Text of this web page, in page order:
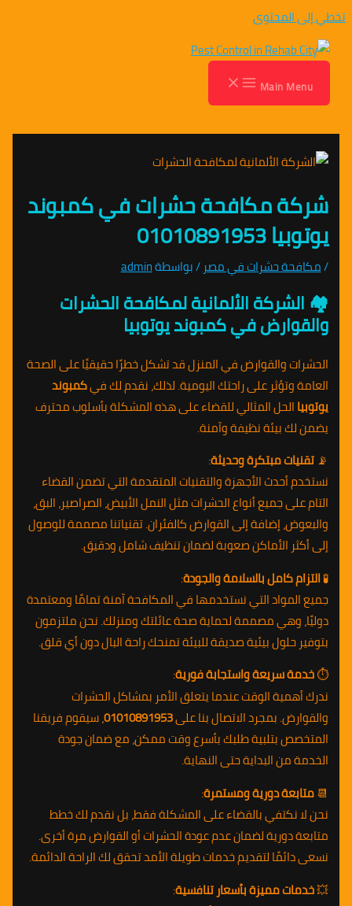
تخطي إلى المحتوى
Main Menu
شركة مكافحة حشرات في كمبوند
يوتوبيا 01010891953
/مكافحة حشرات في مصر/ بواسطةadmin
🏘️الشركة الألمانية لمكافحة الحشرات
والقوارض في كمبوند يوتوبيا
الحشرات والقوارض في المنزل قد تشكل خطرًا حقيقيًا على الصحة
العامة وتؤثر على راحتك اليومية. لذلك، نقدم لك فيكمبوند
يوتوبياالحل المثالي للقضاء على هذه المشكلة بأسلوب محترف
يضمن لك بيئة نظيفة وآمنة.
📡تقنيات مبتكرة وحديثة:
نستخدم أحدث الأجهزة والتقنيات المتقدمة التي تضمن القضاء
التام على جميع أنواع الحشرات مثل النمل الأبيض، الصراصير، البق،
والبعوض، إضافة إلى القوارض كالفئران. تقنياتنا مصممة للوصول
إلى أكثر الأماكن صعوبة لضمان تنظيف شامل ودقيق.
🧪التزام كامل بالسلامة والجودة:
جميع المواد التي نستخدمها في المكافحة آمنة تمامًا ومعتمدة
دوليًا، وهي مصممة لحماية صحة عائلتك ومنزلك. نحن ملتزمون
بتوفير حلول بيئية صديقة للبيئة تمنحك راحة البال دون أي قلق.
⏱️خدمة سريعة واستجابة فورية:
ندرك أهمية الوقت عندما يتعلق الأمر بمشاكل الحشرات
والقوارض. بمجرد الاتصال بنا على01010891953، سيقوم فريقنا
المتخصص بتلبية طلبك بأسرع وقت ممكن، مع ضمان جودة
الخدمة من البداية حتى النهاية.
📆متابعة دورية ومستمرة:
نحن لا نكتفي بالقضاء على المشكلة فقط، بل نقدم لك خطط
متابعة دورية لضمان عدم عودة الحشرات أو القوارض مرة أخرى.
نسعى دائمًا لتقديم خدمات طويلة الأمد تحقق لك الراحة الدائمة.
💥خدمات مميزة بأسعار تنافسية: